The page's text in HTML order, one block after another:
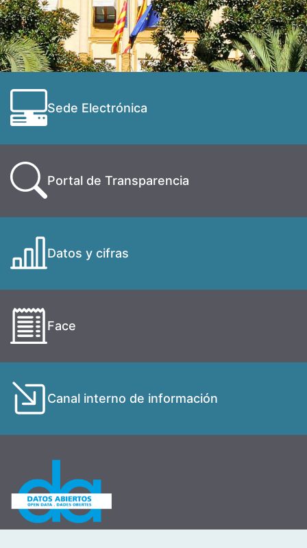
Sede Electrónica
Portal de Transparencia
Datos y cifras
Face
Canal interno de información